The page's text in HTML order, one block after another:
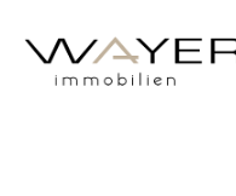
Inhalt
springen